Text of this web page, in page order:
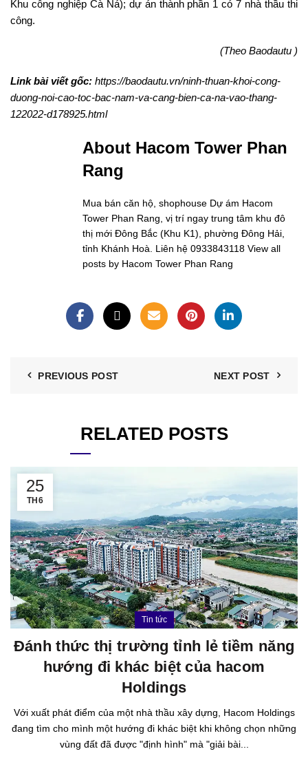
Khu công nghiệp Cà Ná); dự án thành phần 1 có 7 nhà thầu thi
công.
(Theo Baodautu )
Link bài viết gốc: https://baodautu.vn/ninh-thuan-khoi-cong-
duong-noi-cao-toc-bac-nam-va-cang-bien-ca-na-vao-thang-
122022-d178925.html
About Hacom Tower Phan
Rang
Mua bán căn hộ, shophouse Dự ám Hacom
Tower Phan Rang, vị trí ngay trung tâm khu đô
thị mới Đông Bắc (Khu K1), phường Đông Hải,
tỉnh Khánh Hoà. Liên hệ 0933843118 View all
posts by Hacom Tower Phan Rang
PREVIOUS POST NEXT POST
RELATED POSTS
25
TH6
Tin tức
Đánh thức thị trường tỉnh lẻ tiềm năng
hướng đi khác biệt của hacom
Holdings
Với xuất phát điểm của một nhà thầu xây dựng, Hacom Holdings
đang tìm cho mình một hướng đi khác biệt khi không chọn những
vùng đất đã được "định hình" mà "giải bài...